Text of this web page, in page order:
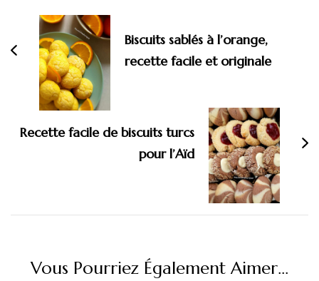
d'article
Biscuits sablés à l’orange,
recette facile et originale
Recette facile de biscuits turcs
pour l’Aïd
Vous Pourriez Également Aimer...